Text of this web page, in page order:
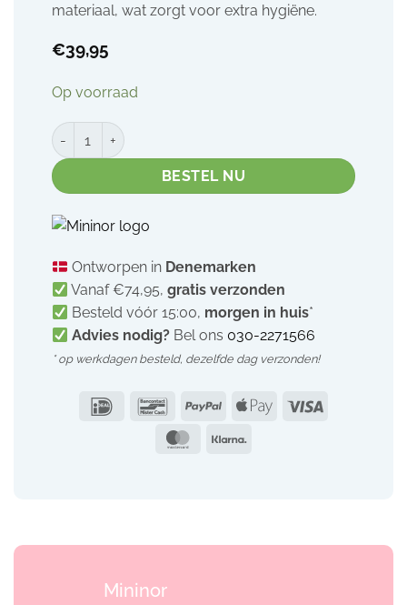
materiaal, wat zorgt voor extra hygiëne.
€39,95
Op voorraad
Mininor baby badje | anti bacterieel | wit aantal
BESTEL NU
Ontworpen in Denemarken
Vanaf €74,95,gratis verzonden
Besteld vóór 15:00, morgen in huis*
Advies nodig? Bel ons 030-2271566
* op werkdagen besteld, dezelfde dag verzonden!
IDeal Bancontact
PayPal Apple
Visa
MasterCard
Klarna
Mininor